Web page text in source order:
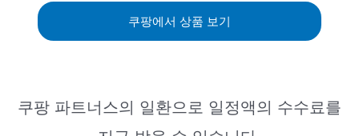
쿠팡에서 상품 보기
쿠팡 파트너스의 일환으로 일정액의 수수료를